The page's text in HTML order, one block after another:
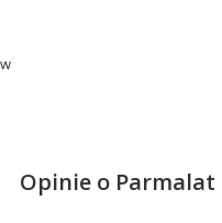
Opinie o Parmalat